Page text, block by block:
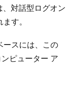
対話型ログオン
す。
ースには、この
ピューター ア